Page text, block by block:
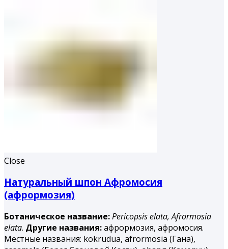
Close
Натуральный шпон Афромосия
(афрормозия)
Ботаническое название:Pericopsis elata,Afrormosia
elata. Другие названия:афрормозия, афромосия.
Местные названия: kokrudua, afrormosia (Гана),